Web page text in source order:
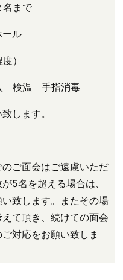
まで
ール
）
検温 手指消毒
します。
ご面会はご遠慮いただ
5名を超える場合は、
致します。またその場
て頂き、続けての面会
対応をお願い致しま